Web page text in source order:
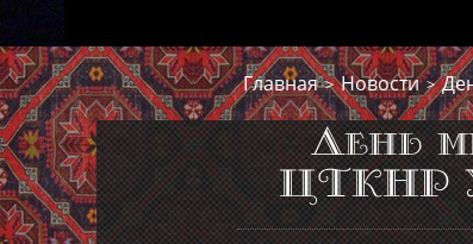
Главная>Новости>
День
ЦТКНР